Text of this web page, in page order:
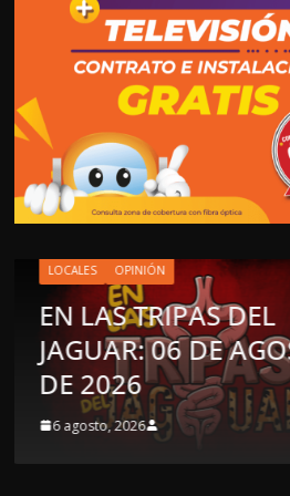
OPINIÓN
LUSTRO PERDIDO
5 agosto, 2026